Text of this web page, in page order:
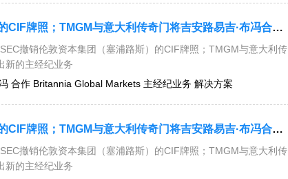
今日要闻：CySEC撤销伦敦资本集团（塞浦路斯）的CIF牌照；TMGM与意大利传奇门将吉安路易吉·布冯合作；Britannia Global Markets推出新的主经纪业务解决方案....
撤销伦敦资本集团（塞浦路斯）的CIF牌照；TMGM与意大利传
新的主经纪业务
合作 Britannia Global Markets 主经纪业务 解决方案
今日要闻：CySEC撤销伦敦资本集团（塞浦路斯）的CIF牌照；TMGM与意大利传奇门将吉安路易吉·布冯合作；Britannia Global Markets推出新的主经纪业务解决方案....
撤销伦敦资本集团（塞浦路斯）的CIF牌照；TMGM与意大利传
新的主经纪业务